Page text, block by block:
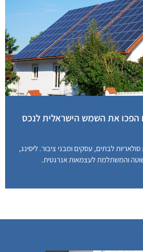
הפכו את השמש הישראלית לנכס
לבתים, עסקים ומבני ציבור. ליסינג,
והמשתלמת לעצמאות אנרגטית.